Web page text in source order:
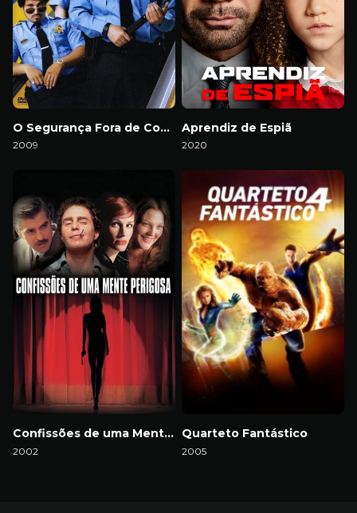
O Segurança Fora de Controle
2009
Aprendiz de Espiã
2020
Confissões de uma Mente Perigosa
2002
Quarteto Fantástico
2005